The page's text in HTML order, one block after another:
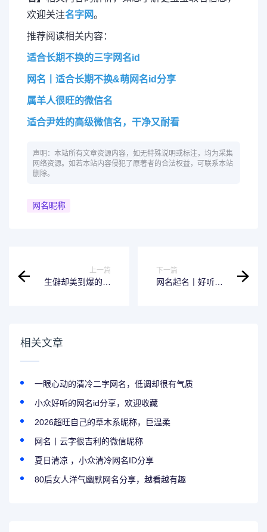
欢迎关注名字网。
推荐阅读相关内容：
适合长期不换的三字网名id
网名丨适合长期不换&萌网名id分享
属羊人很旺的微信名
适合尹姓的高级微信名，干净又耐看
声明：本站所有文章资源内容，如无特殊说明或标注，均为采集
网络资源。如若本站内容侵犯了原著者的合法权益，可联系本站
删除。
网名昵称
上一篇
生僻却美到爆的微
下一篇
网名起名丨好听不
相关文章
一眼心动的清冷二字网名，低调却很有气质
小众好听的网名id分享，欢迎收藏
2026超旺自己的草木系昵称，巨温柔
网名丨云字很吉利的微信昵称
夏日清凉 ，小众清冷网名ID分享
80后女人洋气幽默网名分享，越看越有趣